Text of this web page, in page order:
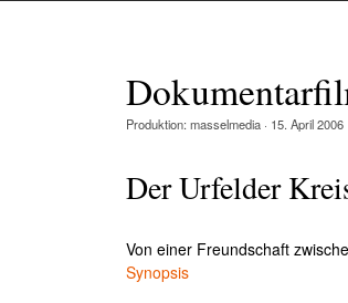
Produktion: masselmedia· 15. April 2006
Der Urfelder
Von einer Freundschaft
Synopsis